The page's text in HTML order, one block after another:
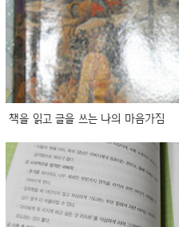
책을 읽고 글을 쓰는 나의 마음가짐